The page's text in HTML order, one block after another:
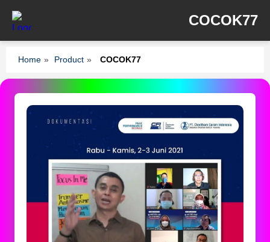
COCOK77
Home » Product » COCOK77